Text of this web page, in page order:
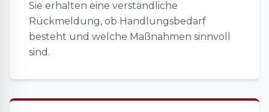
Sie erhalten eine verständliche
Rückmeldung, ob Handlungsbedarf
besteht und welche Maßnahmen sinnvoll
sind.